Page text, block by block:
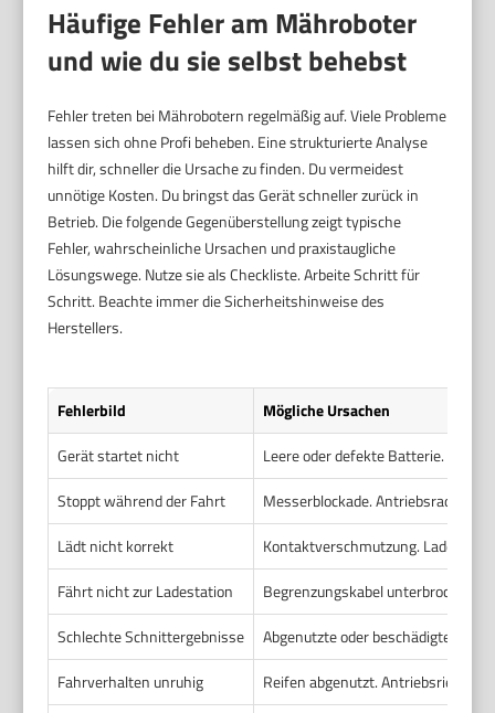
Häufige Fehler am Mähroboter
und wie du sie selbst behebst
Fehler treten bei Mährobotern regelmäßig auf. Viele Probleme
lassen sich ohne Profi beheben. Eine strukturierte Analyse
hilft dir, schneller die Ursache zu finden. Du vermeidest
unnötige Kosten. Du bringst das Gerät schneller zurück in
Betrieb. Die folgende Gegenüberstellung zeigt typische
Fehler, wahrscheinliche Ursachen und praxistaugliche
Lösungswege. Nutze sie als Checkliste. Arbeite Schritt für
Schritt. Beachte immer die Sicherheitshinweise des
Herstellers.
Fehlerbild
Mögliche Ursachen
Gerät startet nicht
Leere oder defekte Batterie.
Stoppt während der Fahrt
Messerblockade. Antriebsrad
Lädt nicht korrekt
Kontaktverschmutzung.
Fährt nicht zur Ladestation
Begrenzungskabel unterbrochen.
Schlechte Schnittergebnisse
Abgenutzte oder beschädigte
Fahrverhalten unruhig
Reifen abgenutzt. Antriebsriemen